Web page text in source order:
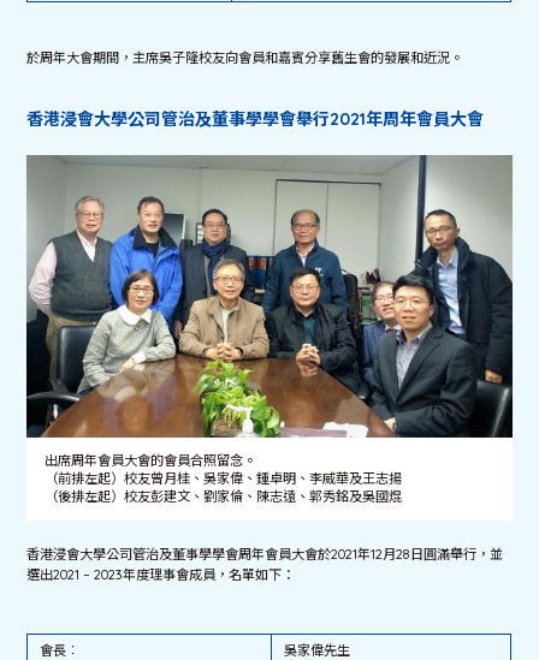
於周年大會期間，主席吳子隆校友向會員和嘉賓分享舊生會的發展和近況。
香港浸會大學公司管治及董事學學會舉行2021年周年會員大會
出席周年會員大會的會員合照留念。
（前排左起）校友曾月桂、吳家偉、鍾卓明、李威華及王志揚
（後排左起）校友彭建文、劉家倫、陳志遠、郭秀銘及吳國焜
香港浸會大學公司管治及董事學學會周年會員大會於2021年12月28日圓滿舉行，並
選出2021 – 2023年度理事會成員，名單如下：
會長︰
吳家偉先生